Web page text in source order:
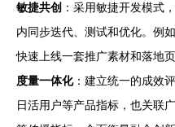
敏捷共创 ：采用敏捷开发模式
内同步迭代、测试和优化。例
快速上线一套推广素材和落地页
度量一体化：建立统一的成效
日活用户等产品指标，也关联